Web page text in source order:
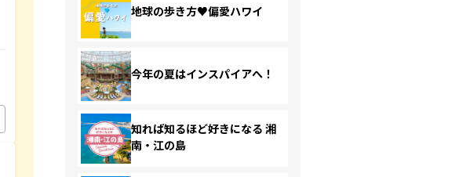
地球の歩き方♥偏愛ハワイ
今年の夏はインスパイアへ！
知れば知るほど好きになる 湘
南・江の島